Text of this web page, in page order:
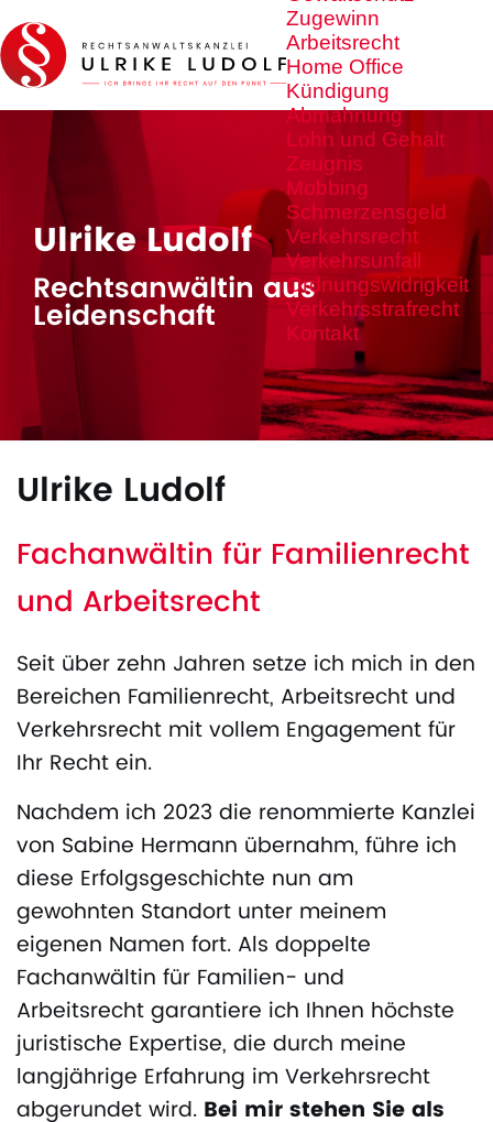
Zugewinn
Arbeitsrecht
Home Office
Kündigung
Abmahnung
Lohn und Gehalt
Zeugnis
Mobbing
Schmerzensgeld
Verkehrsrecht
Verkehrsunfall
Ordnungswidrigkeit
Verkehrsstrafrecht
Kontakt
Ulrike Ludolf
Rechtsanwältin aus
Leidenschaft
Ulrike Ludolf
Fachanwältin für Familienrecht
und Arbeitsrecht
Seit über zehn Jahren setze ich mich in den
Bereichen Familienrecht, Arbeitsrecht und
Verkehrsrecht mit vollem Engagement für
Ihr Recht ein.
Nachdem ich 2023 die renommierte Kanzlei
von Sabine Hermann übernahm, führe ich
diese Erfolgsgeschichte nun am
gewohnten Standort unter meinem
eigenen Namen fort. Als doppelte
Fachanwältin für Familien- und
Arbeitsrecht garantiere ich Ihnen höchste
juristische Expertise, die durch meine
langjährige Erfahrung im Verkehrsrecht
abgerundet wird. Bei mir stehen Sie als